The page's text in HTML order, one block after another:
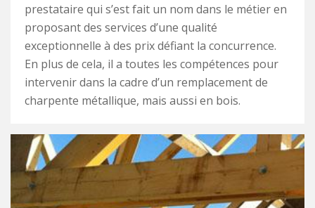
prestataire qui s’est fait un nom dans le métier en
proposant des services d’une qualité
exceptionnelle à des prix défiant la concurrence.
En plus de cela, il a toutes les compétences pour
intervenir dans la cadre d’un remplacement de
charpente métallique, mais aussi en bois.